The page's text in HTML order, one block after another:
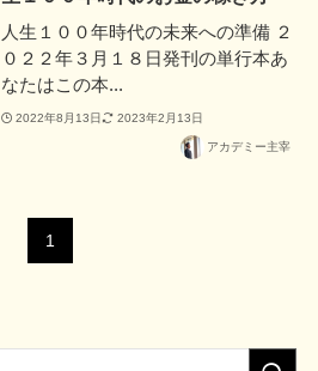
人生１００年時代の未来への準備 ２
０２２年３月１８日発刊の単行本あ
なたはこの本...
2022年8月13日 2023年2月13日
アカデミー主宰
1